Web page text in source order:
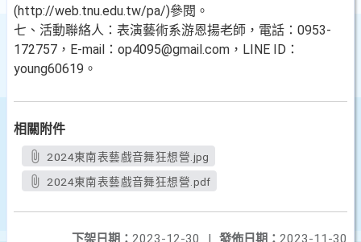
(http://web.tnu.edu.tw/pa/)參閱。
七、活動聯絡人：表演藝術系游恩揚老師，電話：0953-
172757，E-mail：op4095@gmail.com，LINE ID：
young60619。
相關附件
2024東南表藝戲音舞狂想營.jpg
2024東南表藝戲音舞狂想營.pdf
發佈日期： 2023-11-30
下架日期： 2023-12-30
|